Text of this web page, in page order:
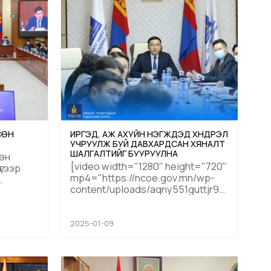
өөрчлөлт оруулах санал
боловсруулах үүрэг бүхий Ажл...
ИРГЭД, АЖ АХУЙН НЭГЖҮҮДЭД ХҮНДРЭЛ
УЧРУУЛЖ БУЙ ДАВХАРДСАН ХЯНАЛТ
ШАЛГАЛТИЙГ БУУРУУЛНА
[video width="1280" height="720"
mp4="https://ncoe.gov.mn/wp-
content/uploads/
2025-01-09